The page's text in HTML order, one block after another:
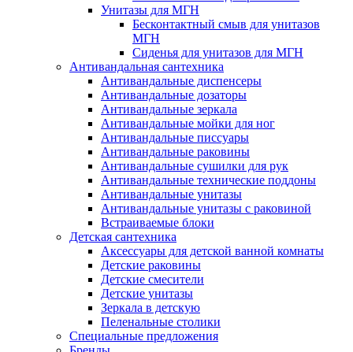
Унитазы для МГН
Бесконтактный смыв для унитазов
МГН
Сиденья для унитазов для МГН
Антивандальная сантехника
Антивандальные диспенсеры
Антивандальные дозаторы
Антивандальные зеркала
Антивандальные мойки для ног
Антивандальные писсуары
Антивандальные раковины
Антивандальные сушилки для рук
Антивандальные технические поддоны
Антивандальные унитазы
Антивандальные унитазы с раковиной
Встраиваемые блоки
Детская сантехника
Аксессуары для детской ванной комнаты
Детские раковины
Детские смесители
Детские унитазы
Зеркала в детскую
Пеленальные столики
Специальные предложения